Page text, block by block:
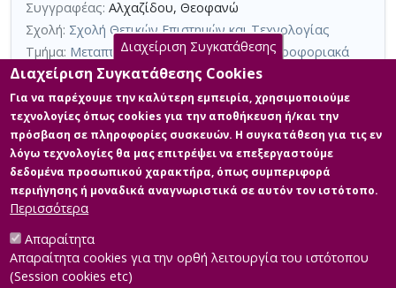
Συγγραφέας: Αλχαζίδου, Θεοφανώ
Σχολή: Σχολή Θετικών Επιστημών και Τεχνολογίας
Τμήμα: Μεταπτυχιακή Εξειδίκευση στα Πληροφοριακά
Συστήματα (ΠΛΣ)
Περίληψη (Abstract):
Η παρούσα διπλωματική εργασία έχει ως
σκοπό να αναδείξει μέσω μιας βιβλιογραφικής ανασκόπησης, την
ιστορία του όρου STEM, τα κίνητρα πίσω από την πλέον
διαδεδομένη εισαγωγή του στα εκπαιδευτικά συστήματα
πολλών χωρών ανά τον κόσμο, καθώς και τον τρόπο που οι
ειδικοί της εκπαίδευσης προσεγγίζουν μια STEM διδασκαλία.
Παρουσιάζονται οι διάφορες παραλλαγές του όρου STEM και
παρατίθεται ο τρόπος που...
Διαχείριση Συγκατάθεσης
Διαχείριση Συγκατάθεσης Cookies
Για να παρέχουμε την καλύτερη εμπειρία, χρησιμοποιούμε
τεχνολογίες όπως cookies για την αποθήκευση ή/και την
πρόσβαση σε πληροφορίες συσκευών. Η συγκατάθεση για τις εν
λόγω τεχνολογίες θα μας επιτρέψει να επεξεργαστούμε
δεδομένα προσωπικού χαρακτήρα, όπως συμπεριφορά
περιήγησης ή μοναδικά αναγνωριστικά σε αυτόν τον ιστότοπο.
Περισσότερα
Απαραίτητα
Απαραίτητα cookies για την ορθή λειτουργία του ιστότοπου
(Session cookies etc)